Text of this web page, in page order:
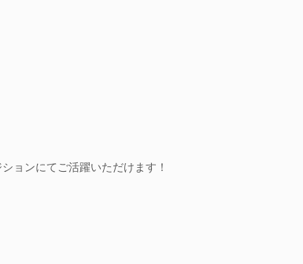
ョンにてご活躍いただけます！